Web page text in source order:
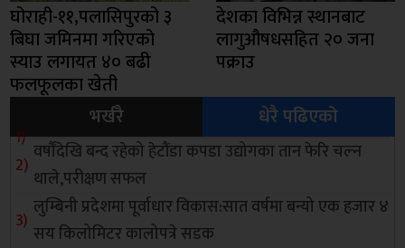
घोराही-११,पलासिपुरको ३
बिघा जमिनमा गरिएको
स्याउ लगायत ४० बढी
फलफूलका खेती
देशका विभिन्न स्थानबाट
लागुऔषधसहित २० जना
पक्राउ
भर्खरै
धेरै पढिएको
वर्षौंदेखि बन्द रहेको हेटौंडा कपडा उद्योगका तान फेरि चल्न
थाले,परीक्षण सफल
लुम्बिनी प्रदेशमा पूर्वाधार विकास:सात वर्षमा बन्यो एक हजार ४
सय किलोमिटर कालोपत्रे सडक